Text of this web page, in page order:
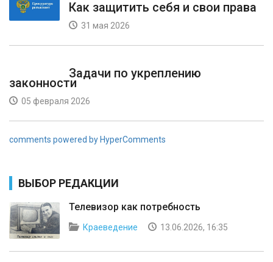
Как защитить себя и свои права
31 мая 2026
Задачи по укреплению
законности
05 февраля 2026
comments powered by HyperComments
ВЫБОР РЕДАКЦИИ
Телевизор как потребность
Краеведение 13.06.2026, 16:35